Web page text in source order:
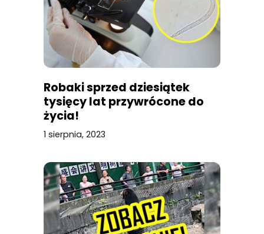
Robaki sprzed dziesiątek
tysięcy lat przywrócone do
życia!
1 sierpnia, 2023